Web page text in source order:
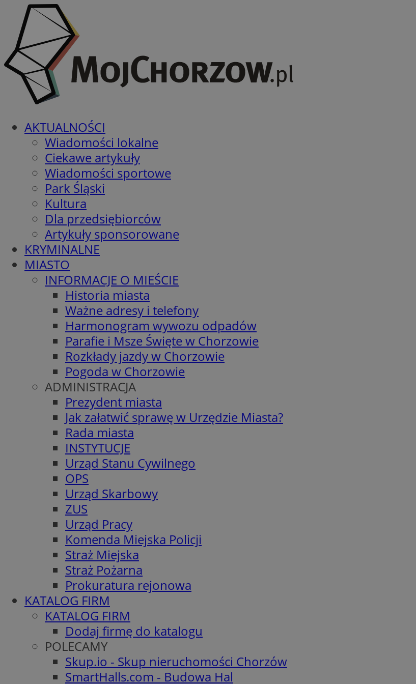
AKTUALNOŚCI
Wiadomości lokalne
Ciekawe artykuły
Wiadomości sportowe
Park Śląski
Kultura
Dla przedsiębiorców
Artykuły sponsorowane
KRYMINALNE
MIASTO
INFORMACJE O MIEŚCIE
Historia miasta
Ważne adresy i telefony
Harmonogram wywozu odpadów
Parafie i Msze Święte w Chorzowie
Rozkłady jazdy w Chorzowie
Pogoda w Chorzowie
ADMINISTRACJA
Prezydent miasta
Jak załatwić sprawę w Urzędzie Miasta?
Rada miasta
INSTYTUCJE
Urząd Stanu Cywilnego
OPS
Urząd Skarbowy
ZUS
Urząd Pracy
Komenda Miejska Policji
Straż Miejska
Straż Pożarna
Prokuratura rejonowa
KATALOG FIRM
KATALOG FIRM
Dodaj firmę do katalogu
POLECAMY
Skup.io - Skup nieruchomości Chorzów
SmartHalls.com - Budowa Hal